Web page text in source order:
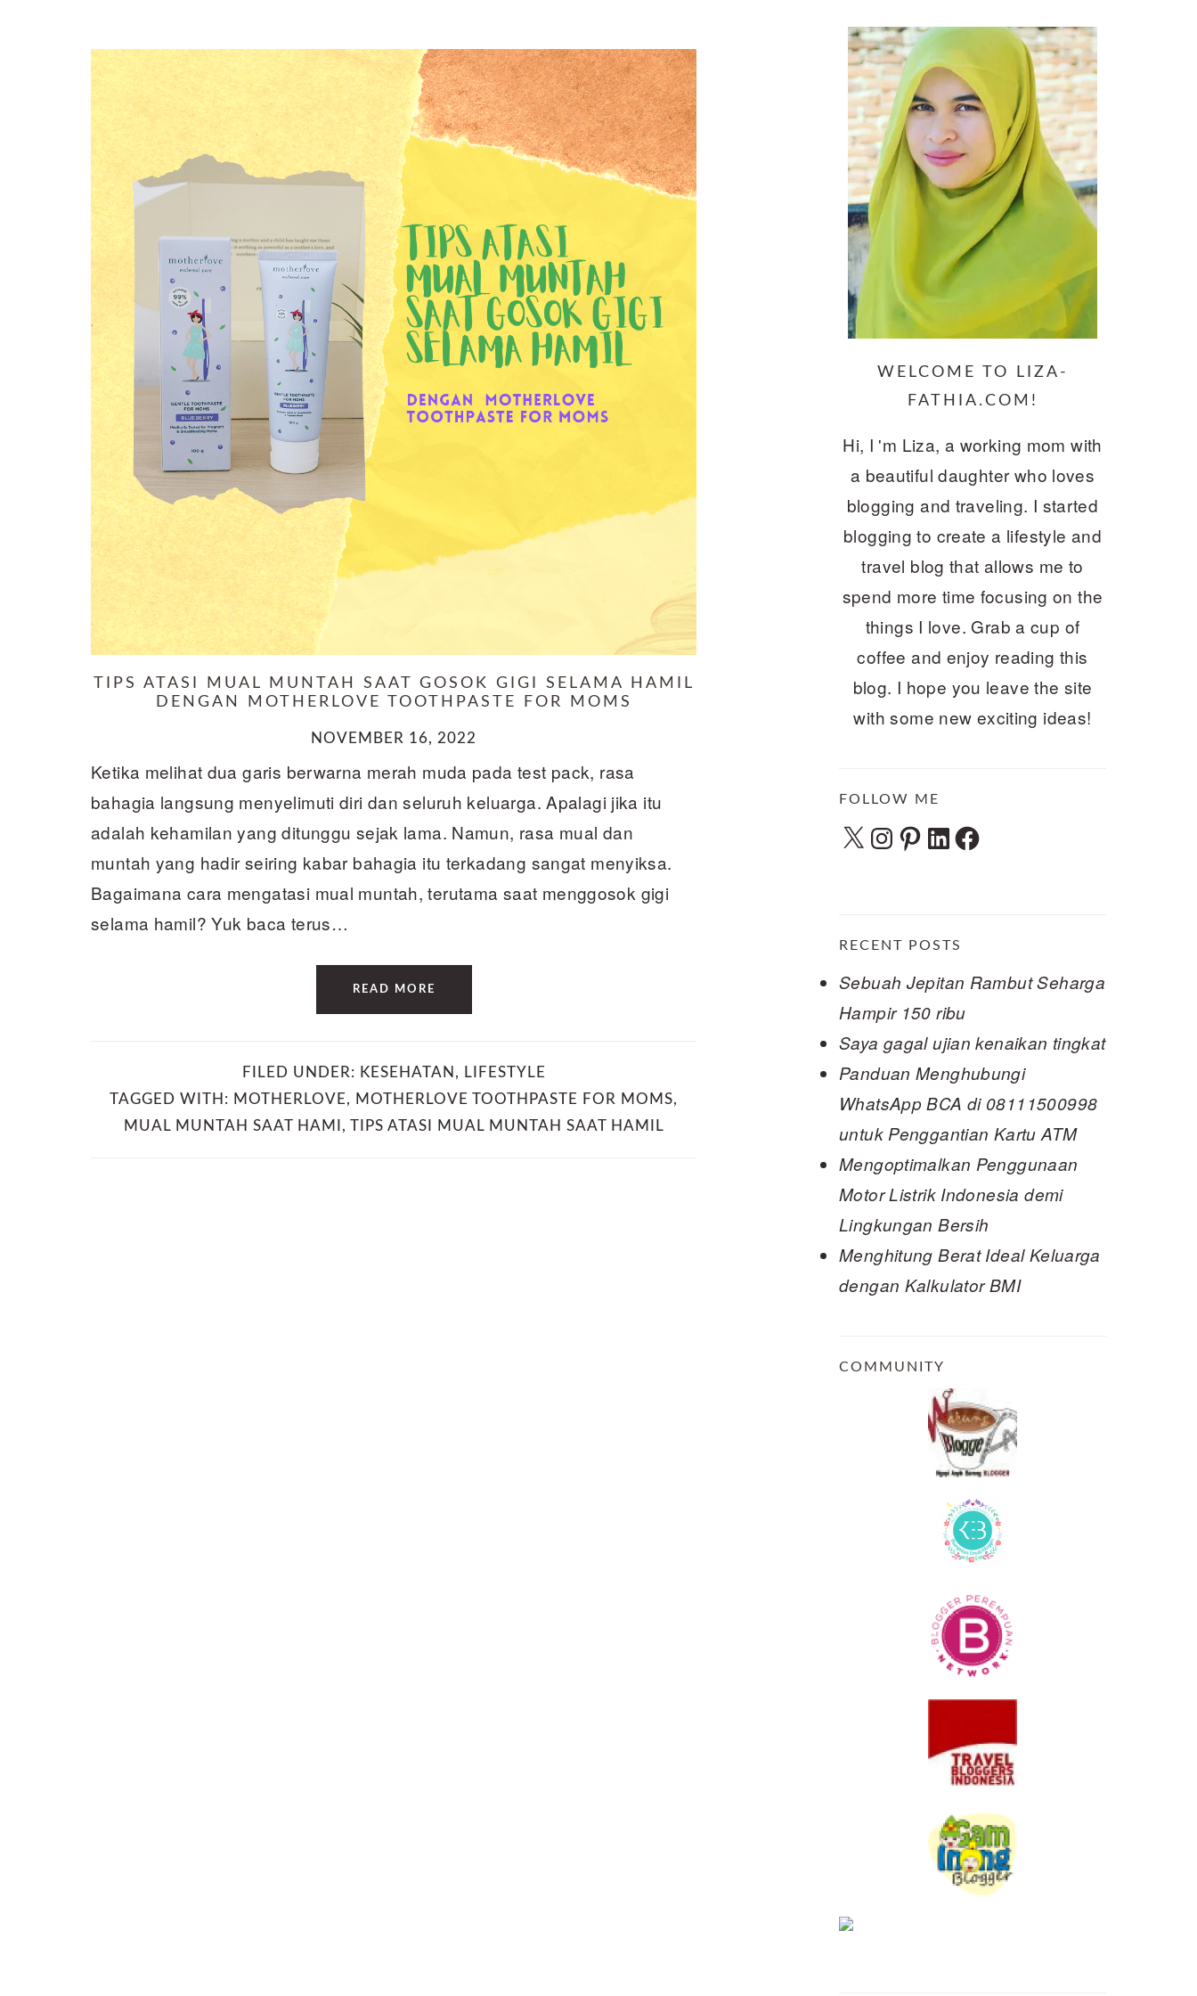
TIPS ATASI MUAL MUNTAH SAAT GOSOK GIGI SELAMA HAMIL
DENGAN MOTHERLOVE TOOTHPASTE FOR MOMS
NOVEMBER 16, 2022
Ketika melihat dua garis berwarna merah muda pada test pack, rasa
bahagia langsung menyelimuti diri dan seluruh keluarga. Apalagi jika itu
adalah kehamilan yang ditunggu sejak lama. Namun, rasa mual dan
muntah yang hadir seiring kabar bahagia itu terkadang sangat menyiksa.
Bagaimana cara mengatasi mual muntah, terutama saat menggosok gigi
selama hamil? Yuk baca terus…
READ MORE
FILED UNDER: KESEHATAN , LIFESTYLE
TAGGED WITH: MOTHERLOVE, MOTHERLOVE TOOTHPASTE FOR MOMS,
MUAL MUNTAH SAAT HAMI , TIPS ATASI MUAL MUNTAH SAAT HAMIL
WELCOME TO LIZA-
FATHIA.COM!
Hi, I 'm Liza, a working mom with
a beautiful daughter who loves
blogging and traveling. I started
blogging to create a lifestyle and
travel blog that allows me to
spend more time focusing on the
things I love. Grab a cup of
coffee and enjoy reading this
blog. I hope you leave the site
with some new exciting ideas!
FOLLOW ME
X Instagram
Pinterest
LinkedInFacebook
RECENT POSTS
Sebuah Jepitan Rambut Seharga
Hampir 150 ribu
Saya gagal ujian kenaikan tingkat
Panduan Menghubungi
WhatsApp BCA di 08111500998
untuk Penggantian Kartu ATM
Mengoptimalkan Penggunaan
Motor Listrik Indonesia demi
Lingkungan Bersih
Menghitung Berat Ideal Keluarga
dengan Kalkulator BMI
COMMUNITY